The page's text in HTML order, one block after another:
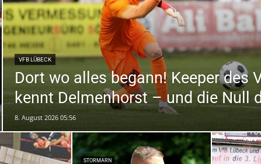
Region
VFB LÜBECK
Dort wo alles begann! Keeper des
kennt Delmenhorst – und die Null
8. August 2026 05:56
STORMARN